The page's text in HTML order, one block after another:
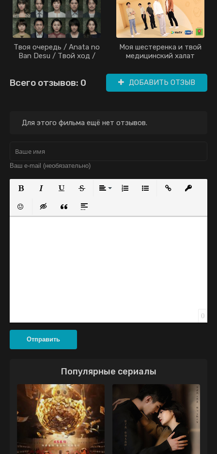
Твоя очередь / Anata no
Ban Desu / Твой ход /
(2019)
Моя шестеренка и твой
медицинский халат
Всего отзывов: 0 ДОБАВИТЬ ОТЗЫВ
Для этого фильма ещё нет отзывов.
Вставить смайлик
Вставка скрытого текста
Вставка цитаты
Вставка спойлера
0
Отправить
Популярные сериалы